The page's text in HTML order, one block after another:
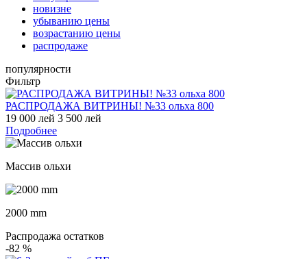
новизне
убыванию цены
возрастанию цены
распродаже
популярности
Фильтр
РАСПРОДАЖА ВИТРИНЫ! №33 ольха 800
19 000 лей 3 500 лей
Подробнее
Массив ольхи
2000 mm
Распродажа остатков
-82 %